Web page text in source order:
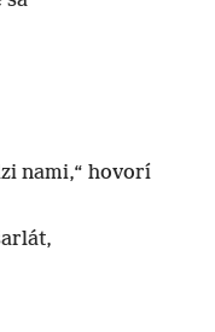
nami,“ hovorí